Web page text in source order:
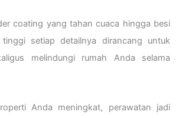
coating yang tahan cuaca hingga besi
setiap detailnya dirancang untuk
melindungi rumah Anda selama
Anda meningkat, perawatan jadi